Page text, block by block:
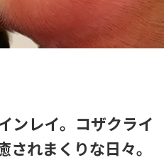
ンレイ。コザクライ
れまくりな日々。